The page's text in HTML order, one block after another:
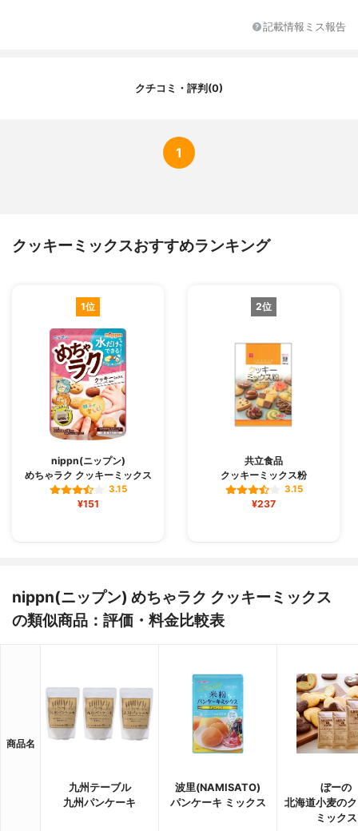
記載情報ミス報告
クチコミ・評判(0)
1
クッキーミックスおすすめランキング
1位
nippn(ニップン)
めちゃラク クッキーミックス
3.15
¥151
2位
共立食品
クッキーミックス粉
3.15
¥237
nippn(ニップン) めちゃラク クッキーミックス
の類似商品：評価・料金比較表
商品名
九州テーブル
九州パンケーキ
波里(NAMISATO)
パンケーキ ミックス
ぼーの
北海道小麦の
ミックス